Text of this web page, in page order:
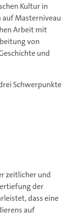
Kultur in
auf Masterniveau
Arbeit mit
von
und
Schwerpunkte
zeitlicher und
der
dass eine
auf